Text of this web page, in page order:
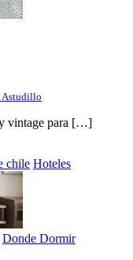
Astudillo
y vintage para […]
chile Hoteles
Donde Dormir